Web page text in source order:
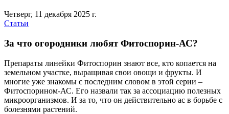
Четверг, 11 декабря 2025 г.
Статьи
За что огородники любят Фитоспорин-АС?
Препараты линейки Фитоспорин знают все, кто копается на
земельном участке, выращивая свои овощи и фрукты. И
многие уже знакомы с последним словом в этой серии –
Фитоспорином-АС. Его назвали так за ассоциацию полезных
микроорганизмов. И за то, что он действительно ас в борьбе с
болезнями растений.